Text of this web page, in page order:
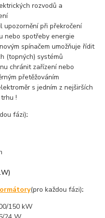
rozvodů a
upozornění při překročení
nebo spotřeby energie
spínačem umožňuje řídit
(topných) systémů
chránit zařízení nebo
přetěžováním
s jedním z nejširších
!
fázi):
(pro každou fázi):
150 kW